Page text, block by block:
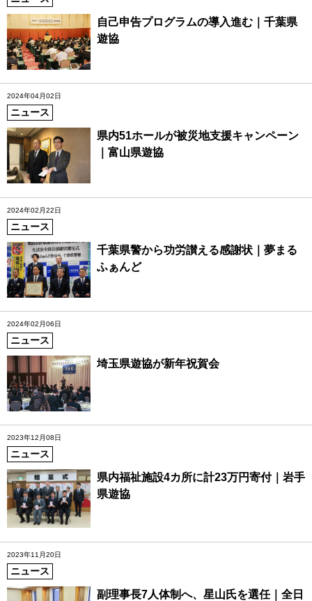
自己申告プログラムの導入進む｜千葉県
遊協
2024年04月02日
ニュース
県内51ホールが被災地支援キャンペーン
｜富山県遊協
2024年02月22日
ニュース
千葉県警から功労讃える感謝状｜夢まる
ふぁんど
2024年02月06日
ニュース
埼玉県遊協が新年祝賀会
2023年12月08日
ニュース
県内福祉施設4カ所に計23万円寄付｜岩手
県遊協
2023年11月20日
ニュース
副理事長7人体制へ、星山氏を選任｜全日